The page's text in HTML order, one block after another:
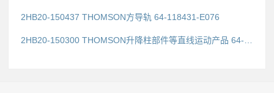
2HB20-150437 THOMSON方导轨 64-118431-E076